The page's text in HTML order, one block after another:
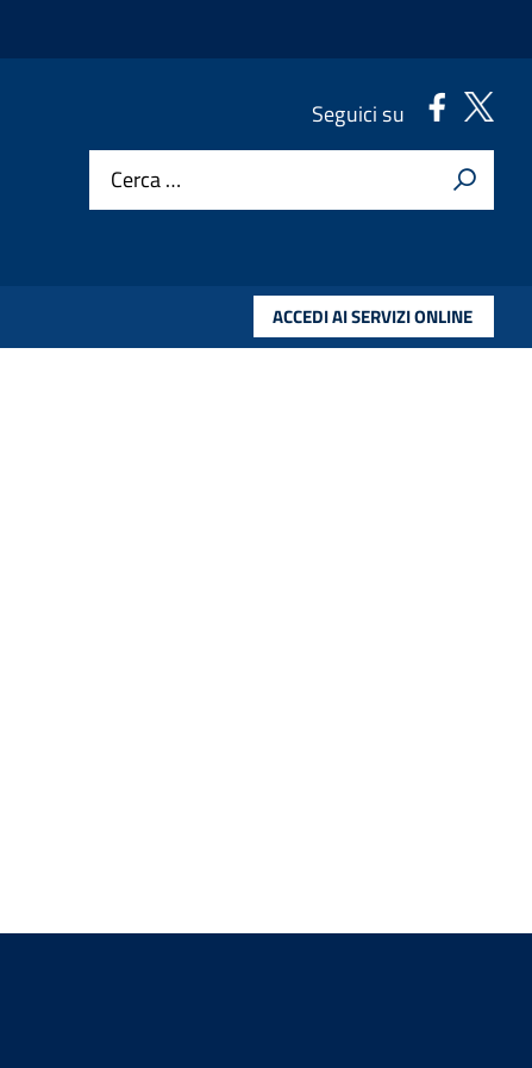
Seguici su .
Cerca …
ACCEDI AI SERVIZI ONLINE